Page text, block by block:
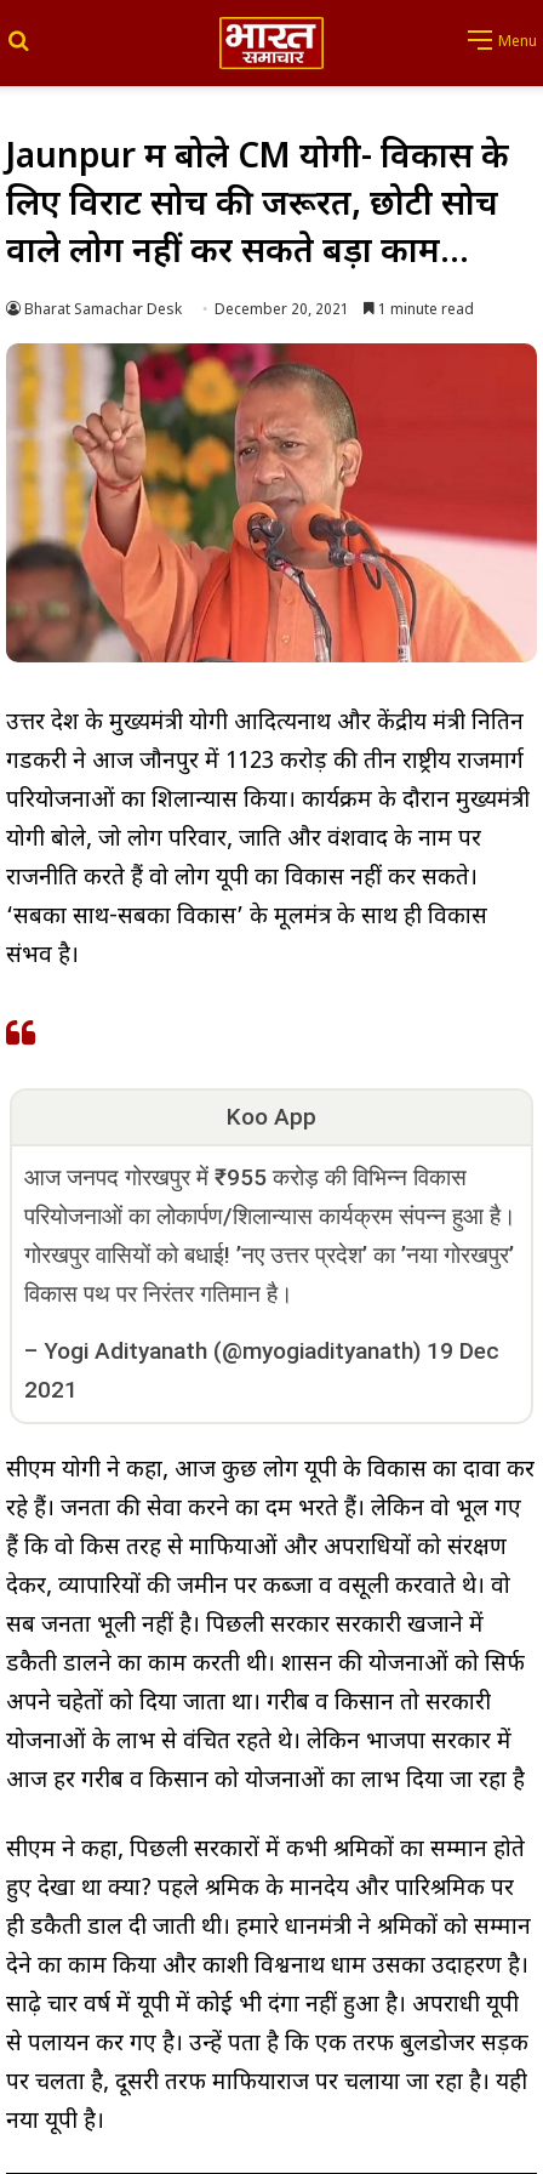
Menu
Jaunpur में बोले CM योगी- विकास के
लिए विराट सोच की जरूरत, छोटी सोच
वाले लोग नहीं कर सकते बड़ा काम…
Bharat Samachar Desk December 20, 2021 1 minute read
उत्तर प्रदेश के मुख्यमंत्री योगी आदित्यनाथ और केंद्रीय मंत्री नितिन
गडकरी ने आज जौनपुर में ₹1123 करोड़ की तीन राष्ट्रीय राजमार्ग
परियोजनाओं का शिलान्यास किया। कार्यक्रम के दौरान मुख्यमंत्री
योगी बोले, जो लोग परिवार, जाति और वंशवाद के नाम पर
राजनीति करते हैं वो लोग यूपी का विकास नहीं कर सकते।
‘सबका साथ-सबका विकास’ के मूलमंत्र के साथ ही विकास
संभव है।
Koo App
आज जनपद गोरखपुर में ₹955 करोड़ की विभिन्न विकास
परियोजनाओं का लोकार्पण/शिलान्यास कार्यक्रम संपन्न हुआ है।
गोरखपुर वासियों को बधाई! ’नए उत्तर प्रदेश’ का ’नया गोरखपुर’
विकास पथ पर निरंतर गतिमान है।
– Yogi Adityanath (@myogiadityanath) 19 Dec
2021
सीएम योगी ने कहा, आज कुछ लोग यूपी के विकास का दावा कर
रहे हैं। जनता की सेवा करने का दम भरते हैं। लेकिन वो भूल गए
हैं कि वो किस तरह से माफियाओं और अपराधियों को संरक्षण
देकर, व्यापारियों की जमीन पर कब्जा व वसूली करवाते थे। वो
सब जनता भूली नहीं है। पिछली सरकार सरकारी खजाने में
डकैती डालने का काम करती थी। शासन की योजनाओं को सिर्फ
अपने चहेतों को दिया जाता था। गरीब व किसान तो सरकारी
योजनाओं के लाभ से वंचित रहते थे। लेकिन भाजपा सरकार में
आज हर गरीब व किसान को योजनाओं का लाभ दिया जा रहा है
सीएम ने कहा, पिछली सरकारों में कभी श्रमिकों का सम्मान होते
हुए देखा था क्या? पहले श्रमिक के मानदेय और पारिश्रमिक पर
ही डकैती डाल दी जाती थी। हमारे प्रधानमंत्री ने श्रमिकों को सम्मान
देने का काम किया और काशी विश्वनाथ धाम उसका उदाहरण है।
साढ़े चार वर्ष में यूपी में कोई भी दंगा नहीं हुआ है। अपराधी यूपी
से पलायन कर गए है। उन्हें पता है कि एक तरफ बुलडोजर सड़क
पर चलता है, दूसरी तरफ माफियाराज पर चलाया जा रहा है। यही
नया यूपी है।